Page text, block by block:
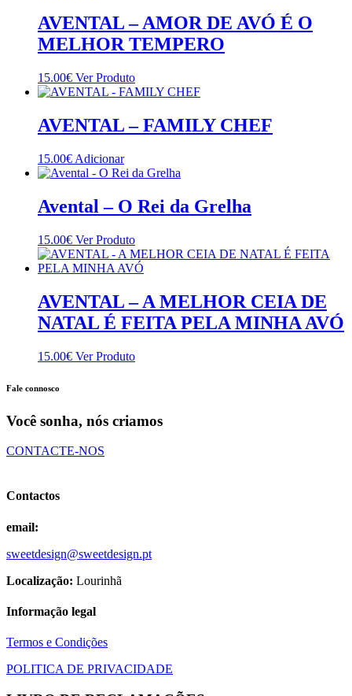
AVENTAL – AMOR DE AVÓ É O
MELHOR TEMPERO
15.00€ Ver Produto
AVENTAL – FAMILY CHEF
15.00€ Adicionar
Avental – O Rei da Grelha
15.00€ Ver ProdutoThis
product
has
variants.
The
options
chosen
page
AVENTAL – A MELHOR CEIA DE
NATAL É FEITA PELA MINHA AVÓ
15.00€ Ver Produto
Fale connosco
Você sonha, nós criamos
CONTACTE-NOS
Contactos
email:
sweetdesign@sweetdesign.pt
Localização: Lourinhã
Informação legal
Termos e Condições
POLITICA DE PRIVACIDADE